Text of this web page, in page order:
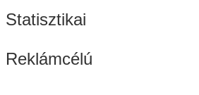
Statisztikai
Reklámcélú